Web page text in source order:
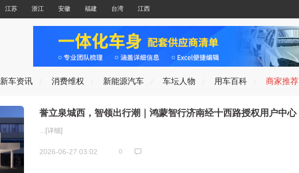
江苏 浙江 安徽 福建 台湾 江西
新车资讯 消费维权 新能源汽车 车坛人物 用车百科 商家推荐
誉立泉城西，智领出行潮｜鸿蒙智行济南经十西路授权用户中心
... [详细]
2026-06-27 03:02 0